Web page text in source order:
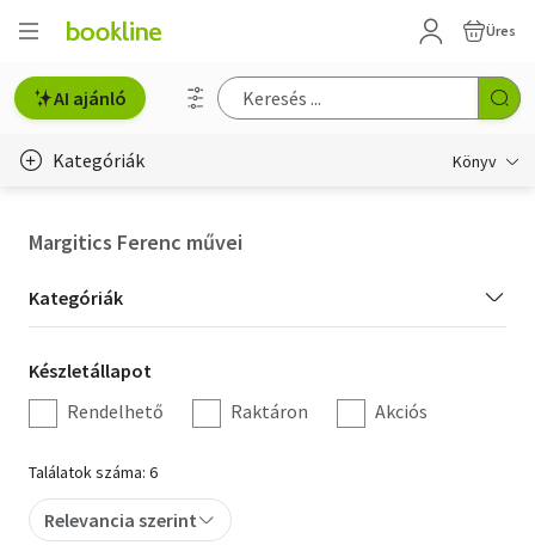
Üres
AI ajánló
Kategóriák Könyv
Hobbi, szabadidő
Irodalom
Művészet
Szakkönyv
Margitics Ferenc művei
Kategória
szűrés
Kategóriák
Készletállapot
szűrés
Készletállapot
Rendelhető
Raktáron Akciós
Találatok száma: 6
Relevancia szerint